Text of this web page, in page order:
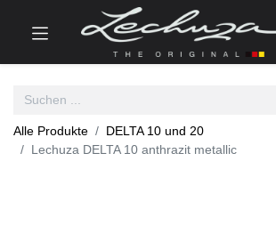
Alle Produkte
DELTA 10 und 20
Lechuza DELTA 10 anthrazit metallic